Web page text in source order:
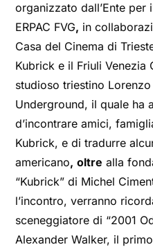
organizzato dall’Ente
ERPAC FVG, in
Casa del Cinema di
Kubrick e il Friuli Venezia
studioso triestino
Underground, il quale ha
d’incontrare amici,
Kubrick, e di tradurre
americano, oltre alla
“Kubrick” di Michel
l’incontro, verranno
sceneggiatore di “2001
Alexander Walker, il